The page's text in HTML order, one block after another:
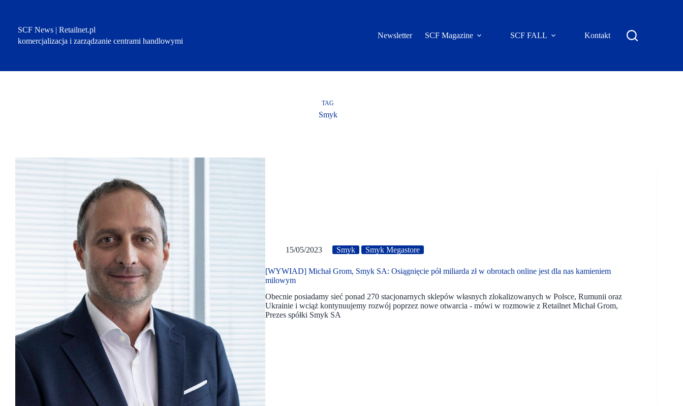
SCF News | Retailnet.pl
komercjalizacja i zarządzanie centrami handlowymi
Newsletter SCF Magazine SCF FALL Kontakt
TAG
Smyk
15/05/2023 Smyk Smyk Megastore
[WYWIAD] Michał Grom, Smyk SA: Osiągnięcie pół miliarda zł w obrotach online jest dla nas kamieniem
milowym
Obecnie posiadamy sieć ponad 270 stacjonarnych sklepów własnych zlokalizowanych w Polsce, Rumunii oraz
Ukrainie i wciąż kontynuujemy rozwój poprzez nowe otwarcia - mówi w rozmowie z Retailnet Michał Grom,
Prezes spółki Smyk SA